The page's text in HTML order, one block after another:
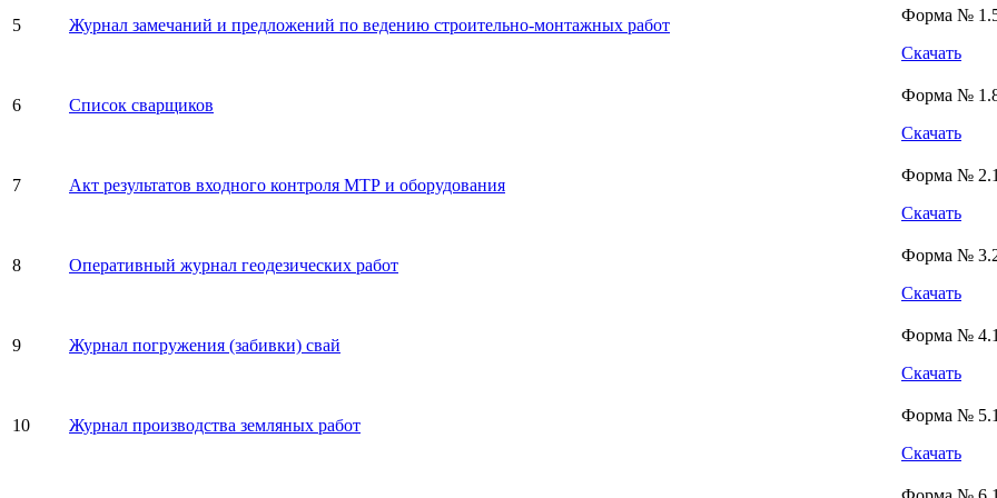
5 Журнал замечаний и предложений по ведению строительно-монтажных работ
Форма №
Скачать
6 Список сварщиков
Форма №
Скачать
7 Акт результатов входного контроля МТР и оборудования
Форма № 2.1
Скачать
8 Оперативный журнал геодезических работ
Форма №
Скачать
9 Журнал погружения (забивки) свай
Форма № 4.1
Скачать
10 Журнал производства земляных работ
Форма № 5.1
Скачать